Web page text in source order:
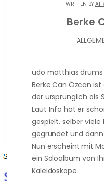
WRITTEN BY
Berke
udo matthias
Berke Can Özcan
der ursprünglich als
Laut Info hat er
gespielt, selber viele
gegründet und
Nun erscheint mit
ein Soloalbum von
Kaleidoskope